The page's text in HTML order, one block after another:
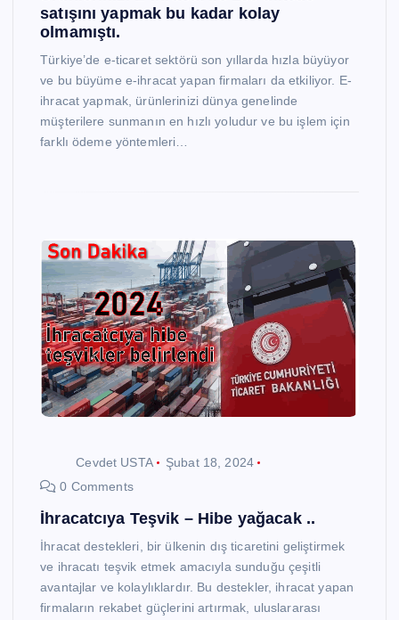
satışını yapmak bu kadar kolay
olmamıştı.
Türkiye’de e-ticaret sektörü son yıllarda hızla büyüyor
ve bu büyüme e-ihracat yapan firmaları da etkiliyor. E-
ihracat yapmak, ürünlerinizi dünya genelinde
müşterilere sunmanın en hızlı yoludur ve bu işlem için
farklı ödeme yöntemleri…
Cevdet USTA
Şubat 18, 2024
0 Comments
İhracatcıya Teşvik – Hibe yağacak ..
İhracat destekleri, bir ülkenin dış ticaretini geliştirmek
ve ihracatı teşvik etmek amacıyla sunduğu çeşitli
avantajlar ve kolaylıklardır. Bu destekler, ihracat yapan
firmaların rekabet güçlerini artırmak, uluslararası